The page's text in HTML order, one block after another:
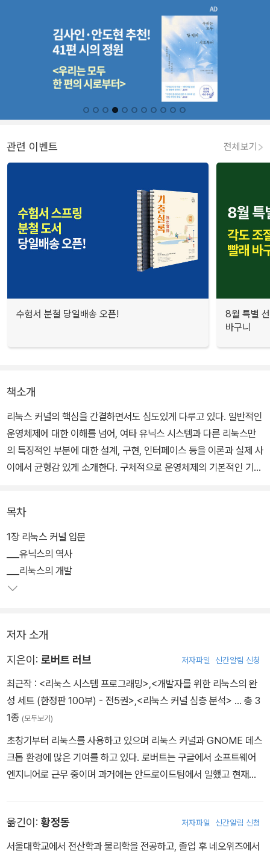
관련 이벤트 전체보기
수험서 분철 당일배송 오픈!
8월 특별
바구니
책소개
리눅스 커널의 핵심을 간결하면서도 심도있게 다루고 있다. 일반적인
운영체제에 대한 이해를 넘어, 여타 유닉스 시스템과 다른 리눅스만
의 특징적인 부분에 대한 설계, 구현, 인터페이스 등을 이론과 실제 사
이에서 균형감 있게 소개한다. 구체적으로 운영체제의 기본적인 기능
운 부분인 CFS 스케줄러, 커널 선점, 블럭 입출력 계층, 입출력 스케
줄러 등의 내용을 상세히 다룬다.
목차
1장 리눅스 커널 입문
___유닉스의 역사
___리눅스의 개발
저자 소개
지은이: 로버트 러브 저자파일 신간알림 신청
최근작 : <리눅스 시스템 프로그래밍>,<개발자를 위한 리눅스의 완
성 세트 (한정판 100부) - 전5권>,<리눅스 커널 심층 분석> … 총 3
1종 (모두보기)
초창기부터 리눅스를 사용하고 있으며 리눅스 커널과 GNOME 데스
크톱 환경에 많은 기여를 하고 있다. 로버트는 구글에서 소프트웨어
엔지니어로 근무 중이며 과거에는 안드로이드팀에서 일했고 현재는
옮긴이: 황정동 저자파일 신간알림 신청
서울대학교에서 전산학과 물리학을 전공하고, 졸업 후 네오위즈에서